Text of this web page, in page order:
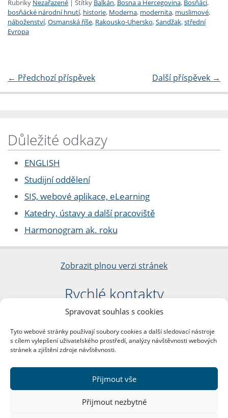
Spravovat souhlas s cookies
Tyto webové stránky používají soubory cookies a další sledovací nástroje
s cílem vylepšení uživatelského prostředí, analýzy návštěvnosti webových
stránek a zjištění zdroje návštěvnosti.
Přijmout vše
Přijmout nezbytné
Rubriky Nezařazené | Štítky Balkán, Bosna a Hercegovina, Bosňáci,
bosňácké národní hnutí, historie, Moderna, modernita, muslimové,
náboženství,Osmanská říše, Rakousko-Uhersko,Sandžak,střední
Evropa
← Předchozí příspěvek Další příspěvek →
Důležité odkazy
ENGLISH
Studijní oddělení
SIS, webové aplikace, eLearning
Katedry, ústavy a další pracoviště
Harmonogram ak. roku
Zobrazit plnou verzi stránek
Rychlé kontakty
Filozofická fakulta
nám. Jana Palacha 1/2
116 38 Praha 1
DIČ: CZ00216208
Další kontakty